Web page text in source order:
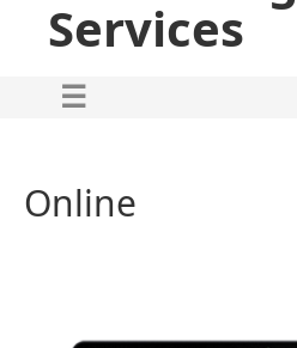
Services
Online